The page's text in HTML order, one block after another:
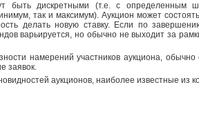
быть дискретными (т.е. с определенным
так и максимум). Аукцион может
делать новую ставку. Если по
варьируется, но обычно не выходит за
намерений участников аукциона,
заявок.
аукционов, наиболее известные из